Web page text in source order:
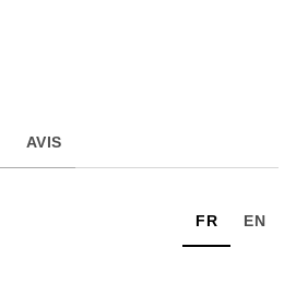
AVIS
FR EN